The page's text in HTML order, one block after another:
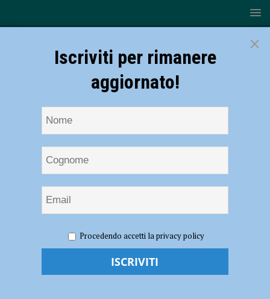
Venditti e Pucci: grandi artisti a Piazza Grande Tour dal 9 all’11
settembre
Migone, Venditti e Pucci: grandi artisti a
×
Iscriviti per rimanere
aggiornato!
Procedendo accetti la privacy policy